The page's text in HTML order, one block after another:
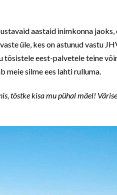
aastaid inimkonna
üle, kes on astunud vastu
tõsistele eest-palvetele teine
meie silme ees lahti rulluma.
tõstke kisa mu pühal mäel!